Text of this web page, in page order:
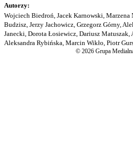
Autorzy:
Wojciech Biedroń, Jacek Karnowski,
Budzisz, Jerzy Jachowicz, Grzegorz Górny,
Janecki, Dorota Łosiewicz, Dariusz Matuszak,
Aleksandra Rybińska, Marcin Wikło, Piotr
© 2026 Grupa